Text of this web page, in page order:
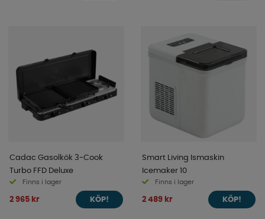
Cadac Gasolkök 3-Cook
Turbo FFD Deluxe
Finns i lager
2 965 kr KÖP!
Smart Living Ismaskin
Icemaker 10
Finns i lager
2 489 kr KÖP!